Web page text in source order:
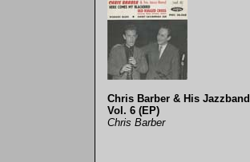
Chris Barber & His Jazzband
Vol. 6 (EP)
Chris Barber